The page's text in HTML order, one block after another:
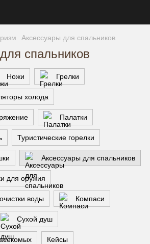
Аксессуары для спальников
спальников
Ножи Грелки
холода
Палатки
Туристические горелки
Аксессуары для спальников
для оружия
воды Компаси
Сухой душ
Кейсы